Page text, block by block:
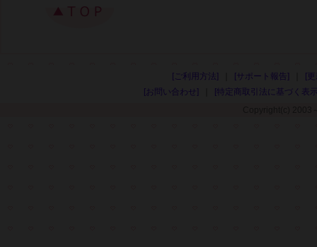
[ご利用方法] [サポート報告]
[
[お問い合わせ]
[特定商取引法に基づく表